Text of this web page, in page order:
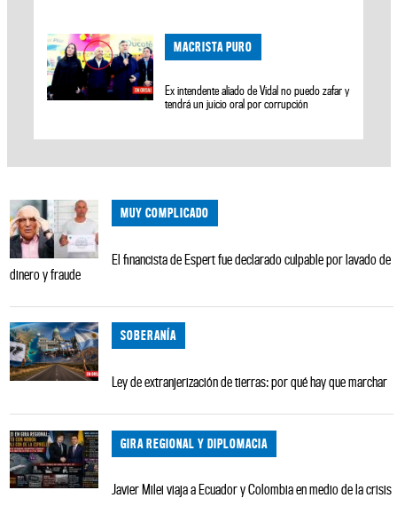
MACRISTA PURO
Ex intendente aliado de Vidal no puedo zafar y
tendrá un juicio oral por corrupción
MUY COMPLICADO
El financista de Espert fue declarado culpable por lavado de
dinero y fraude
SOBERANÍA
Ley de extranjerización de tierras: por qué hay que marchar
GIRA REGIONAL Y DIPLOMACIA
Javier Milei viaja a Ecuador y Colombia en medio de la crisis